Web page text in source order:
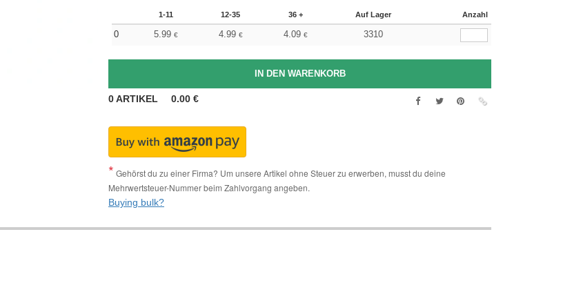
1-11 12-35 36 + Auf Lager Anzahl
0 5.99 € 4.99 € 4.09 € 3310
0ARTIKEL 0.00 €
Gehörst du zu einer Firma? Um unsere Artikel ohne Steuer zu erwerben, musst du deine
Mehrwertsteuer-Nummer beim Zahlvorgang angeben.
Buying bulk?